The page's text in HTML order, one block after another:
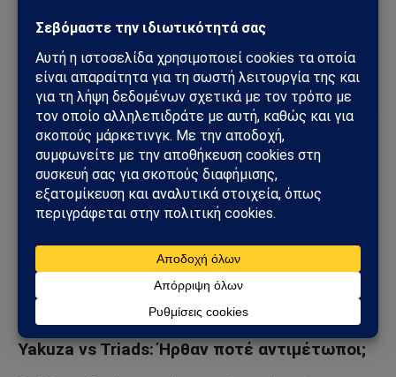
συνέπειες.
Για παράδειγμα, έχουν συνδεθεί με τη δολοφονία του
επικεφαλής ενός συνεταιρισμού ψαράδων, μια επίθεση
με χειροβομβίδα στο κινεζικό προξενείο, ακόμη και μια
επίθεση με βόμβα βενζίνης στο σπίτι του Ιάπωνα
πρωθυπουργού.
Είναι επίσης γνωστό ότι αποφεύγουν τις βίαιες
ενέργειες εναντίον πολιτών, αλλά δεν θα διστάσουν να
ινστιτούτο μασάζ δημιούργησε ένα κατάστημα στην
Ιαπωνία χωρίς την άδεια των Yakuza και ως
αποτέλεσμα δέχθηκε βίαιη επίθεση.
Yakuza vs Triads: Ήρθαν ποτέ αντιμέτωποι;